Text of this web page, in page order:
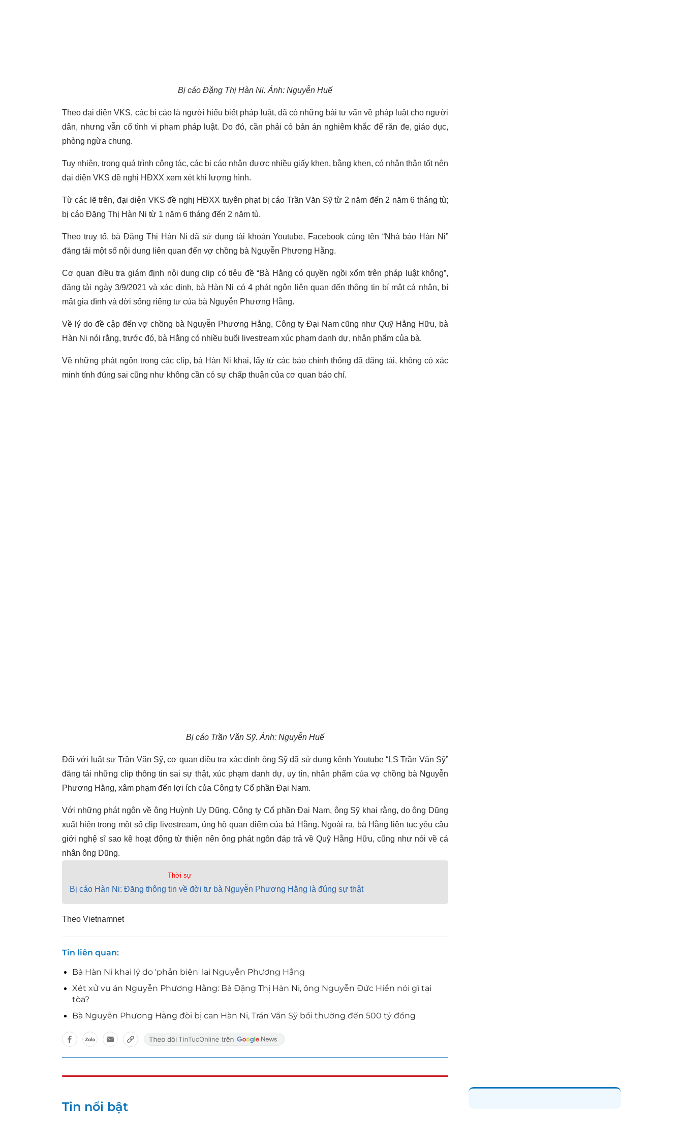
Bị cáo Đặng Thị Hàn Ni. Ảnh: Nguyễn Huế
Theo đại diện VKS, các bị cáo là người hiểu biết pháp luật, đã có những bài tư vấn về pháp luật cho người
dân, nhưng vẫn cố tình vi phạm pháp luật. Do đó, cần phải có bản án nghiêm khắc để răn đe, giáo dục,
phòng ngừa chung.
Tuy nhiên, trong quá trình công tác, các bị cáo nhận được nhiều giấy khen, bằng khen, có nhân thân tốt nên
đại diện VKS đề nghị HĐXX xem xét khi lượng hình.
Từ các lẽ trên, đại diện VKS đề nghị HĐXX tuyên phạt bị cáo Trần Văn Sỹ từ 2 năm đến 2 năm 6 tháng tù;
bị cáo Đặng Thị Hàn Ni từ 1 năm 6 tháng đến 2 năm tù.
Theo truy tố, bà Đặng Thị Hàn Ni đã sử dụng tài khoản Youtube, Facebook cùng tên “Nhà báo Hàn Ni”
đăng tải một số nội dung liên quan đến vợ chồng bà Nguyễn Phương Hằng.
Cơ quan điều tra giám định nội dung clip có tiêu đề “Bà Hằng có quyền ngồi xổm trên pháp luật không”,
đăng tải ngày 3/9/2021 và xác định, bà Hàn Ni có 4 phát ngôn liên quan đến thông tin bí mật cá nhân, bí
mật gia đình và đời sống riêng tư của bà Nguyễn Phương Hằng.
Về lý do đề cập đến vợ chồng bà Nguyễn Phương Hằng, Công ty Đại Nam cũng như Quỹ Hằng Hữu, bà
Hàn Ni nói rằng, trước đó, bà Hằng có nhiều buổi livestream xúc phạm danh dự, nhân phẩm của bà.
Về những phát ngôn trong các clip, bà Hàn Ni khai, lấy từ các báo chính thống đã đăng tải, không có xác
minh tính đúng sai cũng như không cần có sự chấp thuận của cơ quan báo chí.
Bị cáo Trần Văn Sỹ. Ảnh: Nguyễn Huế
Đối với luật sư Trần Văn Sỹ, cơ quan điều tra xác định ông Sỹ đã sử dụng kênh Youtube “LS Trần Văn Sỹ”
đăng tải những clip thông tin sai sự thật, xúc phạm danh dự, uy tín, nhân phẩm của vợ chồng bà Nguyễn
Phương Hằng, xâm phạm đến lợi ích của Công ty Cổ phần Đại Nam.
Với những phát ngôn về ông Huỳnh Uy Dũng, Công ty Cổ phần Đại Nam, ông Sỹ khai rằng, do ông Dũng
xuất hiện trong một số clip livestream, ủng hộ quan điểm của bà Hằng. Ngoài ra, bà Hằng liên tục yêu cầu
giới nghệ sĩ sao kê hoạt động từ thiện nên ông phát ngôn đáp trả về Quỹ Hằng Hữu, cũng như nói về cá
nhân ông Dũng.
Thời sự
Bị cáo Hàn Ni: Đăng thông tin về đời tư bà Nguyễn Phương Hằng là đúng sự thật
Theo Vietnamnet
Tin liên quan
Bà Hàn Ni khai lý do 'phản biện' lại Nguyễn Phương Hằng
Xét xử vụ án Nguyễn Phương Hằng: Bà Đặng Thị Hàn Ni, ông Nguyễn Đức Hiển nói gì tại
tòa?
Bà Nguyễn Phương Hằng đòi bị can Hàn Ni, Trần Văn Sỹ bồi thường đến 500 tỷ đồng
Tin nổi bật